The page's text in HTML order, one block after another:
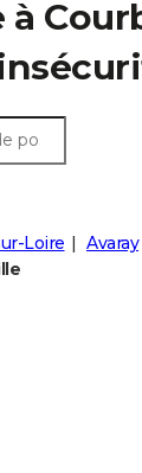
à
Loire Avaray